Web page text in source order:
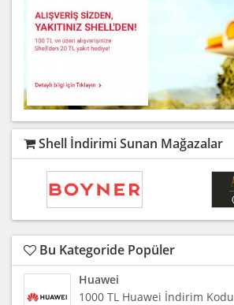
Shell İndirimi Sunan Mağazalar
Bu Kategoride Popüler
Huawei
1000 TL Huawei İndirim Kodu